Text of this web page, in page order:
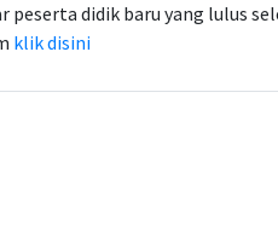
didik baru yang lulus
klik disini